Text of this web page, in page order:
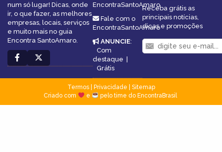
num só lugar! Dicas, onde
ir, o que fazer, as melhores
empresas, locais, serviços
e muito mais no guia
Encontra SantoAmaro.
EncontraSantoAmaro
Fale com o
EncontraSantoAmaro
ANUNCIE:
Com
destaque |
Grátis
Receba grátis as
principais notícias,
dicas e promoções
Termos| Privacidade
Sitemap
Criado com
e pelo time do EncontraBrasil